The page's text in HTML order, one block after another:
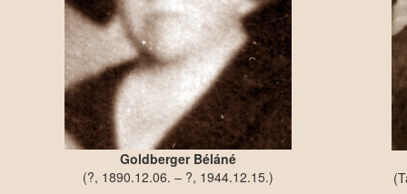
Goldberger Béláné
(?, 1890.12.06. – ?, 1944.12.15.)